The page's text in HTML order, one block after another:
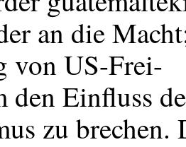
an die
von US-Frei-
den Einfluss
zu